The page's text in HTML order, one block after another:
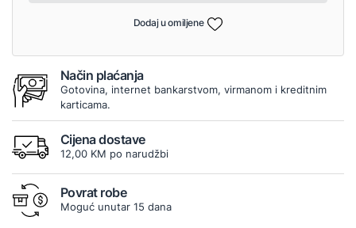
Dodaj u omiljene
Način plaćanja
Gotovina, internet bankarstvom, virmanom i kreditnim
karticama.
Cijena dostave
12,00 KM po narudžbi
Povrat robe
Moguć unutar 15 dana